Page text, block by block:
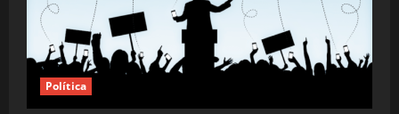
Política